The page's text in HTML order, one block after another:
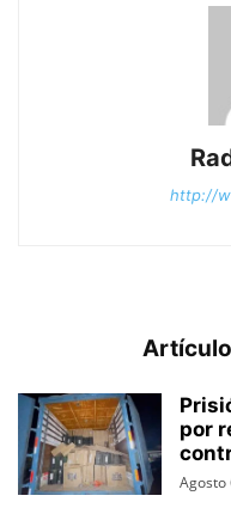
http://
por
Agosto